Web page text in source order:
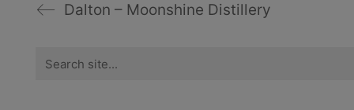
Dalton – Moonshine Distillery
for: